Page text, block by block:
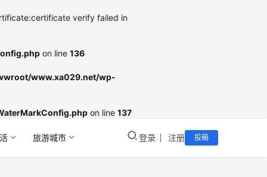
verify failed in
on line 136
www.xa029.net/wp-
on line 137
旅游城市 登录 注册 投稿